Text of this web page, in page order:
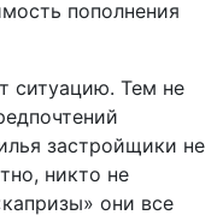
пополнения
ситуацию. Тем не
застройщики не
никто не
они все